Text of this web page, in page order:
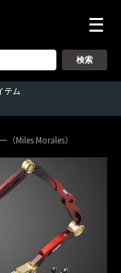
テム
Miles Morales）